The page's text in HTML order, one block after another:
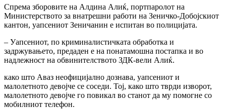
Спрема зборовите на Алдина Алиќ, портпаролот на
Министерството за внатрешни работи на Зеничко-Добојскиот
кантон, уапсениот Зеничанин е испитан во полицијата.
– Уапсениот, по криминалистичката обработка и
задржувањето, предаден е на понатамошна постапка и во
надлежност на обвинителството ЗДК-вели Алиќ.
како што Аваз неофицијално дознава, уапсениот и
малолетното девојче се соседи. Тој, како што тврди изворот,
малолетното девојче го повикал во станот да му помогне со
мобилниот телефон.